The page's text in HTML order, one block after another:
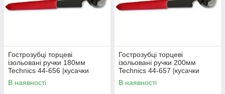
Гострозубці торцеві
ізольовані ручки 180мм
Technics 44-656 |кусачки
Кусачки торцевые
изолированные ручки 180мм
В наявності
Гострозубці торцеві
ізольовані ручки 200мм
Technics 44-657 |кусачки
Кусачки торцевые
изолированные ручки 200мм
В наявності